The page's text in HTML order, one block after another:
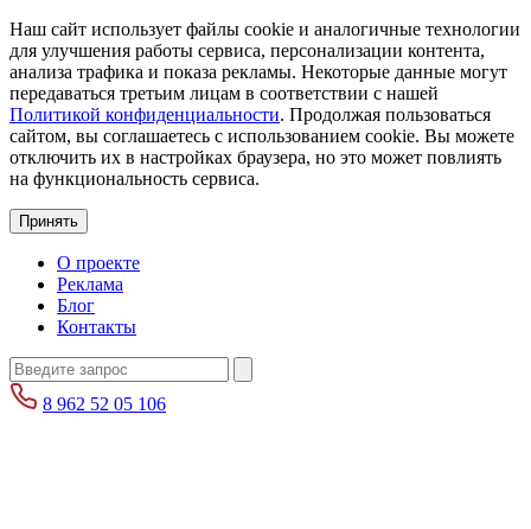
Наш сайт использует файлы cookie и аналогичные технологии
для улучшения работы сервиса, персонализации контента,
анализа трафика и показа рекламы. Некоторые данные могут
передаваться третьим лицам в соответствии с нашей
Политикой конфиденциальности. Продолжая пользоваться
сайтом, вы соглашаетесь с использованием cookie. Вы можете
отключить их в настройках браузера, но это может повлиять
на функциональность сервиса.
Принять
О проекте
Реклама
Блог
Контакты
8 962 52 05 106